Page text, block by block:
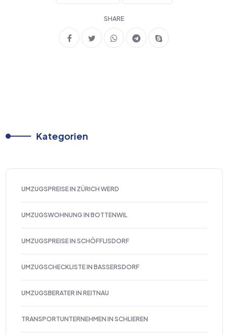
SHARE
Kategorien
UMZUGSPREISE IN ZÜRICH WERD
UMZUGSWOHNUNG IN BOTTENWIL
UMZUGSPREISE IN SCHÖFFLISDORF
UMZUGSCHECKLISTE IN BASSERSDORF
UMZUGSBERATER IN REITNAU
TRANSPORTUNTERNEHMEN IN SCHLIEREN